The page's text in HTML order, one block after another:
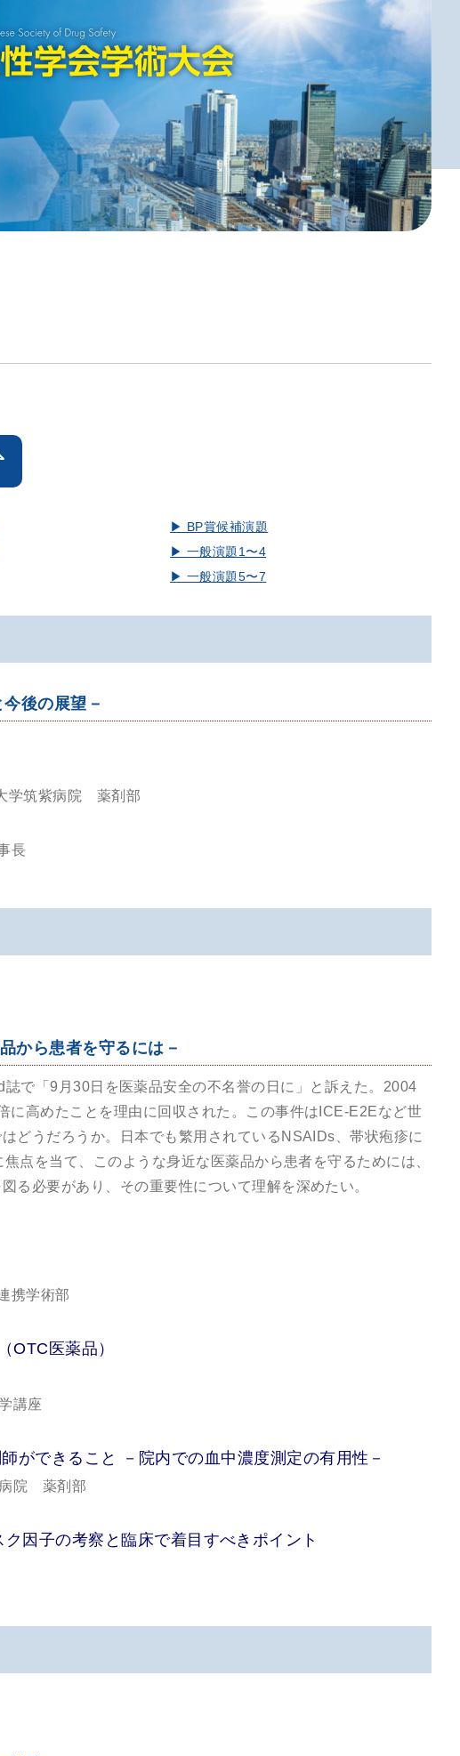
▶︎ BP賞候補演題
▶︎ 一般演題1〜4
▶︎ 一般演題5〜7
後の展望－
筑紫病院 薬剤部
長
から患者を守るには－
で「9月30日を医薬品安全の不名誉の日に」と訴えた。2004
高めたことを理由に回収された。この事件はICE-E2Eなど世
どうだろうか。日本でも繁用されているNSAIDs、帯状疱疹に
点を当て、このような身近な医薬品から患者を守るためには、
る必要があり、その重要性について理解を深めたい。
携学術部
OTC医薬品）
講座
できること －院内での血中濃度測定の有用性－
院 薬剤部
因子の考察と臨床で着目すべきポイント